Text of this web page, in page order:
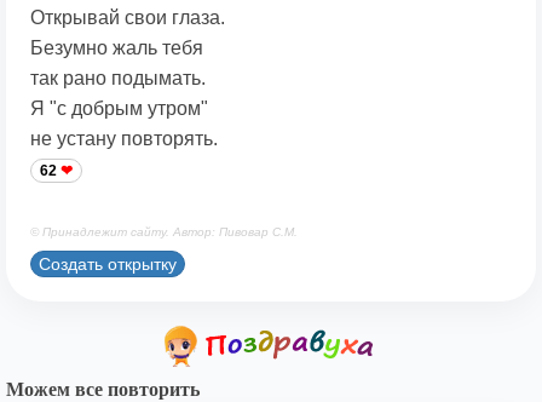
Открывай свои глаза.
Безумно жаль тебя
так рано подымать.
Я "с добрым утром"
не устану повторять.
62
© Принадлежит сайту. Автор: Пивовар С.М.
Создать открытку
Можем все повторить